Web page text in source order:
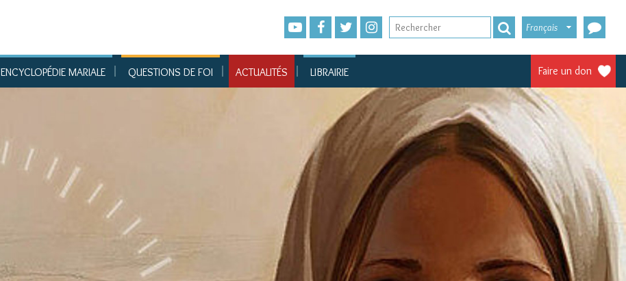
Français
Faire un don
ENCYCLOPÉDIE MARIALE QUESTIONS DE FOI ACTUALITÉS LIBRAIRIE